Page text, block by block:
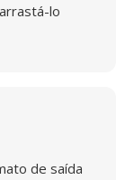
lo
de saída